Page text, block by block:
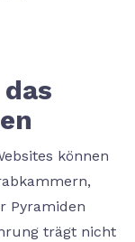
können
Pyramiden
trägt nicht